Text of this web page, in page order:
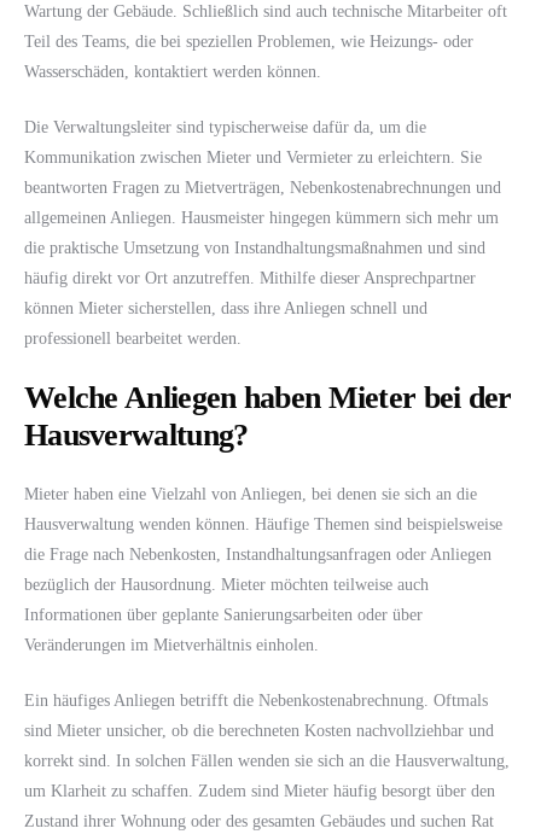
Wartung der Gebäude. Schließlich sind auch technische Mitarbeiter oft
Teil des Teams, die bei speziellen Problemen, wie Heizungs- oder
Wasserschäden, kontaktiert werden können.
Die Verwaltungsleiter sind typischerweise dafür da, um die
Kommunikation zwischen Mieter und Vermieter zu erleichtern. Sie
beantworten Fragen zu Mietverträgen, Nebenkostenabrechnungen und
allgemeinen Anliegen. Hausmeister hingegen kümmern sich mehr um
die praktische Umsetzung von Instandhaltungsmaßnahmen und sind
häufig direkt vor Ort anzutreffen. Mithilfe dieser Ansprechpartner
können Mieter sicherstellen, dass ihre Anliegen schnell und
professionell bearbeitet werden.
Welche Anliegen haben Mieter bei der
Hausverwaltung?
Mieter haben eine Vielzahl von Anliegen, bei denen sie sich an die
Hausverwaltung wenden können. Häufige Themen sind beispielsweise
die Frage nach Nebenkosten, Instandhaltungsanfragen oder Anliegen
bezüglich der Hausordnung. Mieter möchten teilweise auch
Informationen über geplante Sanierungsarbeiten oder über
Veränderungen im Mietverhältnis einholen.
Ein häufiges Anliegen betrifft die Nebenkostenabrechnung. Oftmals
sind Mieter unsicher, ob die berechneten Kosten nachvollziehbar und
korrekt sind. In solchen Fällen wenden sie sich an die Hausverwaltung,
um Klarheit zu schaffen. Zudem sind Mieter häufig besorgt über den
Zustand ihrer Wohnung oder des gesamten Gebäudes und suchen Rat